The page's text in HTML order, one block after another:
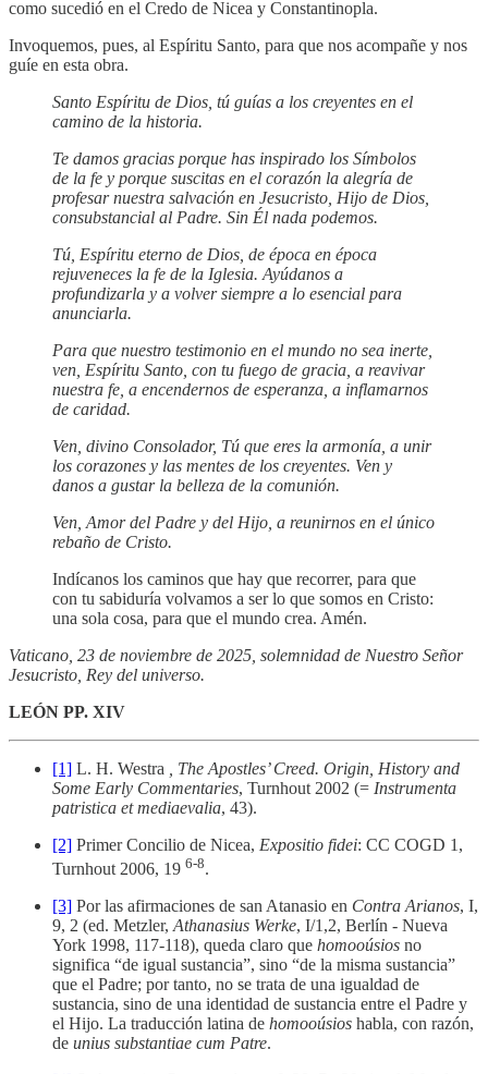
como sucedió en el Credo de Nicea y Constantinopla.
Invoquemos, pues, al Espíritu Santo, para que nos acompañe y nos
guíe en esta obra.
Santo Espíritu de Dios, tú guías a los creyentes en el
camino de la historia.
Te damos gracias porque has inspirado los Símbolos
de la fe y porque suscitas en el corazón la alegría de
profesar nuestra salvación en Jesucristo, Hijo de Dios,
consubstancial al Padre. Sin Él nada podemos.
Tú, Espíritu eterno de Dios, de época en época
rejuveneces la fe de la Iglesia. Ayúdanos a
profundizarla y a volver siempre a lo esencial para
anunciarla.
Para que nuestro testimonio en el mundo no sea inerte,
ven, Espíritu Santo, con tu fuego de gracia, a reavivar
nuestra fe, a encendernos de esperanza, a inflamarnos
de caridad.
Ven, divino Consolador, Tú que eres la armonía, a unir
los corazones y las mentes de los creyentes. Ven y
danos a gustar la belleza de la comunión.
Ven, Amor del Padre y del Hijo, a reunirnos en el único
rebaño de Cristo.
Indícanos los caminos que hay que recorrer, para que
con tu sabiduría volvamos a ser lo que somos en Cristo:
una sola cosa, para que el mundo crea. Amén.
Vaticano, 23 de noviembre de 2025, solemnidad de Nuestro Señor
Jesucristo, Rey del universo.
LEÓN PP. XIV
[1] L. H. Westra
, The Apostles’ Creed. Origin, History and
Some Early Commentaries, Turnhout 2002 (= Instrumenta
patristica et mediaevalia, 43).
[2] Primer Concilio de Nicea, Expositio fidei: CC COGD 1,
Turnhout 2006, 19 6-8.
[3] Por las afirmaciones de san Atanasio en Contra Arianos, I,
9, 2 (ed. Metzler, Athanasius Werke, I/1,2, Berlín - Nueva
York 1998, 117-118), queda claro que homooúsios no
significa “de igual sustancia”, sino “de la misma sustancia”
que el Padre; por tanto, no se trata de una igualdad de
sustancia, sino de una identidad de sustancia entre el Padre y
el Hijo. La traducción latina de homooúsios habla, con razón,
de unius substantiae cum Patre.